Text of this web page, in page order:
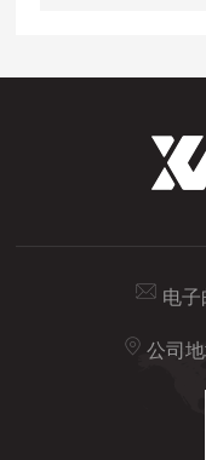
电子
公司